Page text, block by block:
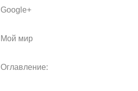
Google+
Мой мир
Оглавление: